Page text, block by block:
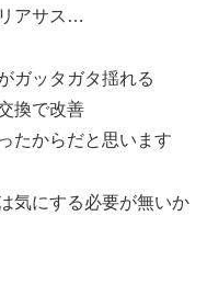
アサス…
ガッタガタ揺れる
換で改善
たからだと思います
気にする必要が無いか